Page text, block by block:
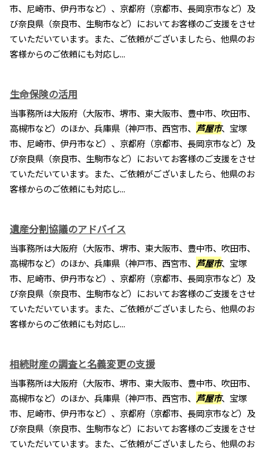
市、尼崎市、伊丹市など）、京都府（京都市、長岡京市など）及
び奈良県（奈良市、生駒市など）においてお客様のご支援をさせ
ていただいています。また、ご依頼がございましたら、他県のお
客様からのご依頼にも対応し...
生命保険の活用
当事務所は大阪府（大阪市、堺市、東大阪市、豊中市、吹田市、
高槻市など）のほか、兵庫県（神戸市、西宮市、 芦屋市、宝塚
市、尼崎市、伊丹市など）、京都府（京都市、長岡京市など）及
び奈良県（奈良市、生駒市など）においてお客様のご支援をさせ
ていただいています。また、ご依頼がございましたら、他県のお
客様からのご依頼にも対応し...
遺産分割協議のアドバイス
当事務所は大阪府（大阪市、堺市、東大阪市、豊中市、吹田市、
高槻市など）のほか、兵庫県（神戸市、西宮市、 芦屋市、宝塚
市、尼崎市、伊丹市など）、京都府（京都市、長岡京市など）及
び奈良県（奈良市、生駒市など）においてお客様のご支援をさせ
ていただいています。また、ご依頼がございましたら、他県のお
客様からのご依頼にも対応し...
相続財産の調査と名義変更の支援
当事務所は大阪府（大阪市、堺市、東大阪市、豊中市、吹田市、
高槻市など）のほか、兵庫県（神戸市、西宮市、 芦屋市、宝塚
市、尼崎市、伊丹市など）、京都府（京都市、長岡京市など）及
び奈良県（奈良市、生駒市など）においてお客様のご支援をさせ
ていただいています。また、ご依頼がございましたら、他県のお